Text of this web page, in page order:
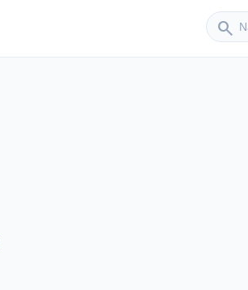
search